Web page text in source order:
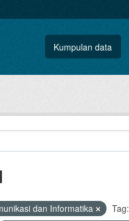
Kumpulan data
dan Informatika
Tag: